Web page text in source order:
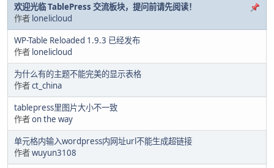
欢迎光临 TablePress 交流板块，提问前请先阅读！
作者 lonelicloud
WP-Table Reloaded 1.9.3 已经发布
作者 lonelicloud
为什么有的主题不能完美的显示表格
作者ct_china
tablepress里图片大小不一致
作者on the way
单元格内输入wordpress内网址url不能生成超链接
作者wuyun3108